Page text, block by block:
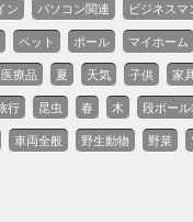
ン パソコン関連 ビジネスマ
ペット ボール マイホーム
医療品 夏 天気 子供 家
行 昆虫 春 木 段ボー
車両全般 野生動物 野菜